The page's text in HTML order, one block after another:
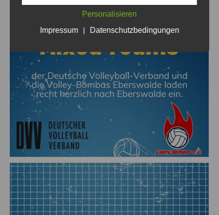
Personalisieren
Impressum
| Datenschutzbedingungen